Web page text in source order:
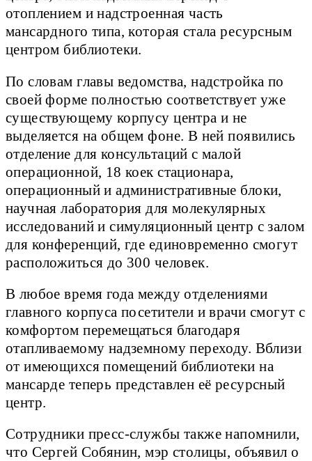
отоплением и надстроенная часть
мансардного типа, которая стала ресурсным
центром библиотеки.
По словам главы ведомства, надстройка по
своей форме полностью соответствует уже
существующему корпусу центра и не
выделяется на общем фоне. В ней появились
отделение для консультаций с малой
операционной, 18 коек стационара,
операционный и административные блоки,
научная лаборатория для молекулярных
исследований и симуляционный центр с залом
для конференций, где единовременно смогут
расположиться до 300 человек.
В любое время года между отделениями
главного корпуса посетители и врачи смогут с
комфортом перемещаться благодаря
отапливаемому надземному переходу. Вблизи
от имеющихся помещений библиотеки на
мансарде теперь представлен её ресурсный
центр.
Сотрудники пресс-службы также напомнили,
что Сергей Собянин, мэр столицы, объявил о